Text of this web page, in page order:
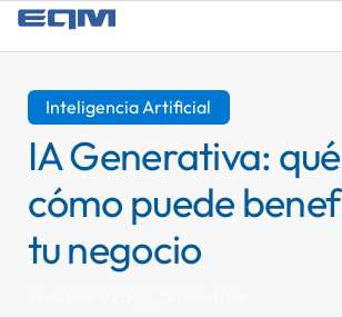
Inteligencia Artificial
IA Generativa:
cómo puede
tu negocio